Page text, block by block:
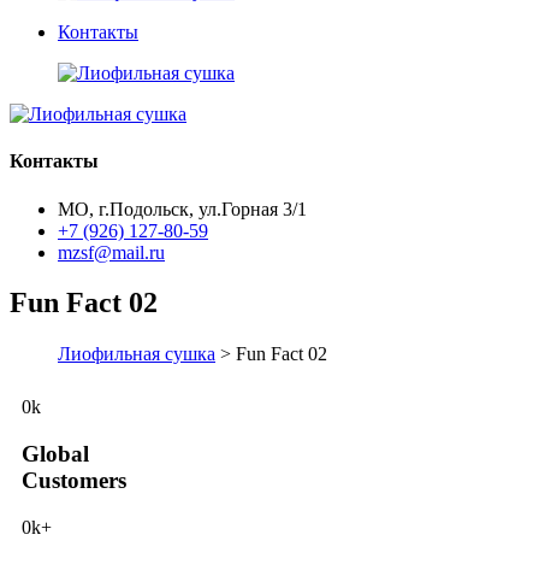
Контакты
Контакты
МО, г.Подольск, ул.Горная 3/1
+7 (926) 127-80-59
mzsf@mail.ru
Fun Fact 02
Лиофильная сушка > Fun Fact 02
0k
Global
Customers
0k+